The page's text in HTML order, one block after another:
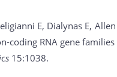
E, Dialynas E,
coding RNA gene
15:1038.